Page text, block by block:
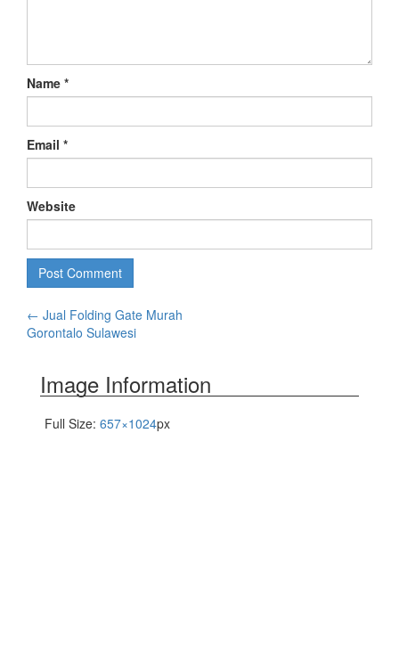
Name *
Email *
Website
← Jual Folding Gate Murah
Gorontalo Sulawesi
Image Information
Full Size: 657×1024px